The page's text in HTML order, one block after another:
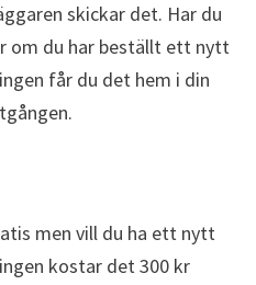
skickar det. Har du
om du har beställt ett nytt
får du det hem i din
men vill du ha ett nytt
kostar det 300 kr